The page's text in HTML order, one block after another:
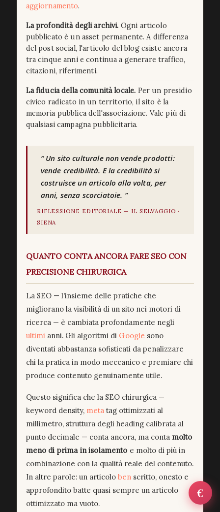
aggiornamento.
La profondità degli archivi. Ogni articolo
pubblicato è un asset permanente. A differenza
del post social, l'articolo del blog esiste ancora
tra cinque anni e continua a generare traffico,
citazioni, riferimenti.
La fiducia della comunità locale. Per un presidio
civico radicato in un territorio, il sito è la
memoria pubblica dell'associazione. Vale più di
qualsiasi campagna pubblicitaria.
Un sito culturale non vende prodotti:
vende credibilità. E la credibilità si
costruisce un articolo alla volta, per
anni, senza scorciatoie.
RIFLESSIONE EDITORIALE — IL SELVAGGIO ·
SIENA
QUANTO CONTA ANCORA FARE SEO CON
PRECISIONE CHIRURGICA
La SEO — l'insieme delle pratiche che
migliorano la visibilità di un sito nei motori di
ricerca — è cambiata profondamente negli
ultimi anni. Gli algoritmi di Google sono
diventati abbastanza sofisticati da penalizzare
chi la pratica in modo meccanico e premiare chi
produce contenuto genuinamente utile.
Questo significa che la SEO chirurgica —
keyword density, meta tag ottimizzati al
millimetro, struttura degli heading calibrata al
punto decimale — conta ancora, ma conta molto
meno di prima in isolamento e molto di più in
combinazione con la qualità reale del contenuto.
In altre parole: un articolo ben scritto, onesto e
approfondito batte quasi sempre un articolo
ottimizzato ma vuoto.
NEWSLETTER — IL SELVAGGIO · SIENA
Ricevi i nuovi post via email:
€